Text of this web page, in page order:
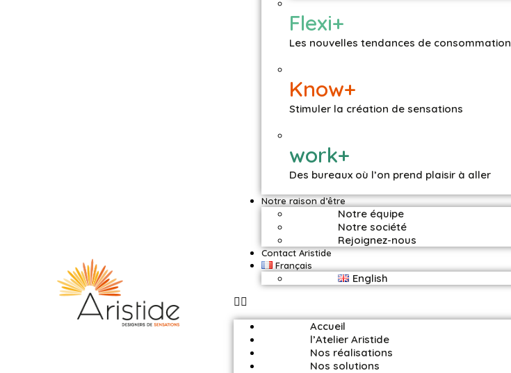
Flexi+
Les nouvelles tendances de consommation
Know+
Stimuler la création de sensations
work+
Des bureaux où l’on prend plaisir à aller
Notre raison d’être
Notre équipe
Notre société
Rejoignez-nous
Contact Aristide
Français
English
Accueil
l’Atelier Aristide
Nos réalisations
Nos solutions